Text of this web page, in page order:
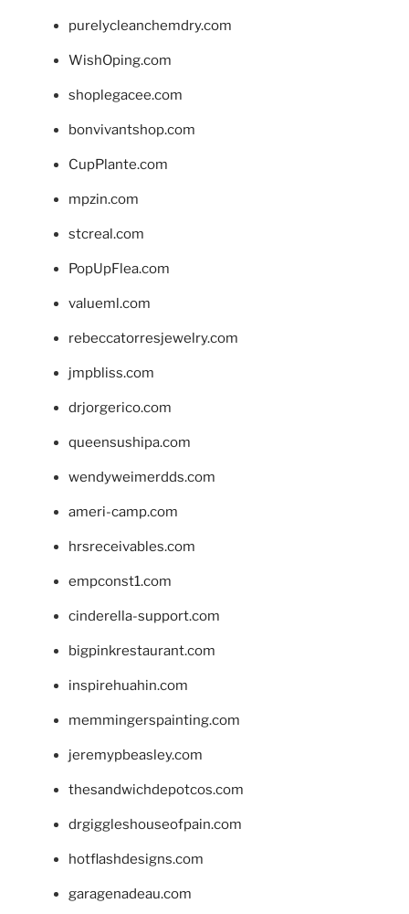
purelycleanchemdry.com
WishOping.com
shoplegacee.com
bonvivantshop.com
CupPlante.com
mpzin.com
stcreal.com
PopUpFlea.com
valueml.com
rebeccatorresjewelry.com
jmpbliss.com
drjorgerico.com
queensushipa.com
wendyweimerdds.com
ameri-camp.com
hrsreceivables.com
empconst1.com
cinderella-support.com
bigpinkrestaurant.com
inspirehuahin.com
memmingerspainting.com
jeremypbeasley.com
thesandwichdepotcos.com
drgiggleshouseofpain.com
hotflashdesigns.com
garagenadeau.com